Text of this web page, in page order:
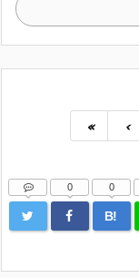
« ‹
0
B!
0